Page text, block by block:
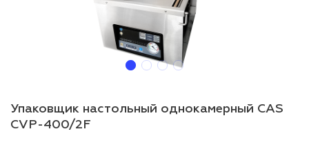
Упаковщик настольный однокамерный CAS
CVP-400/2F